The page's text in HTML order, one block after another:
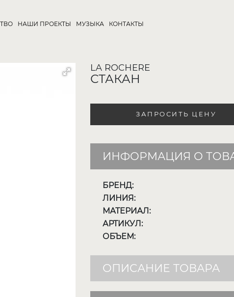
НАШИ ПРОЕКТЫ МУЗЫКА КОНТАКТЫ
LA ROCHERE
СТАКАН
ЗАПРОСИТЬ ЦЕНУ
ИНФОРМАЦИЯ О
БРЕНД:
ЛИНИЯ:
МАТЕРИАЛ:
АРТИКУЛ:
ОБЪЕМ:
ОПИСАНИЕ ТОВАРА